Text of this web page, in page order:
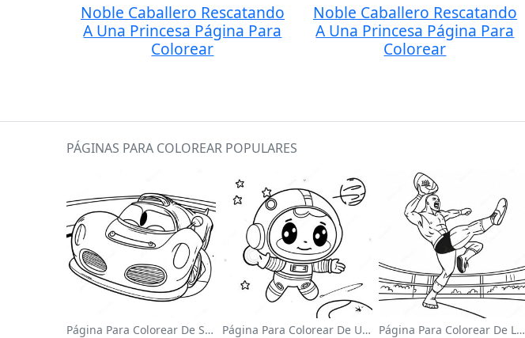
Noble Caballero Rescatando
A Una Princesa Página Para
Colorear
Noble Caballero Rescatando
A Una Princesa Página Para
Colorear
PÁGINAS PARA COLOREAR POPULARES
Página Para Colorear De Sonic El Velocista Página Para Colorear De Un Astronauta Lindo Flotando En El Espacio Página Para Colorear De Luchador De Wwe Saltando Sobre Oponente